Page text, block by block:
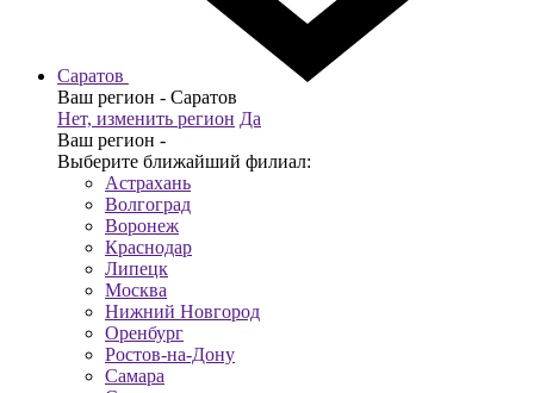
Саратов
Ваш регион - Саратов
Нет, изменить регион Да
Ваш регион -
Выберите ближайший филиал:
Астрахань
Волгоград
Воронеж
Краснодар
Липецк
Москва
Нижний Новгород
Оренбург
Ростов-на-Дону
Самара